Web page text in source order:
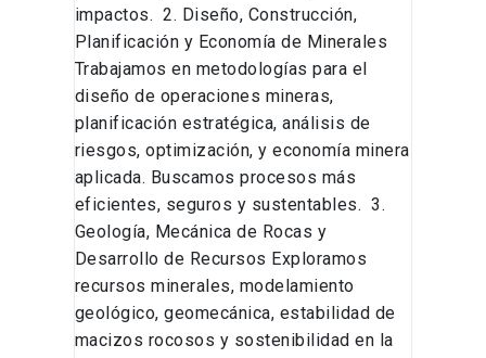
impactos. 2. Diseño, Construcción,
Planificación y Economía de Minerales
Trabajamos en metodologías para el
diseño de operaciones mineras,
planificación estratégica, análisis de
riesgos, optimización, y economía minera
aplicada. Buscamos procesos más
eficientes, seguros y sustentables. 3.
Geología, Mecánica de Rocas y
Desarrollo de Recursos Exploramos
recursos minerales, modelamiento
geológico, geomecánica, estabilidad de
macizos rocosos y sostenibilidad en la